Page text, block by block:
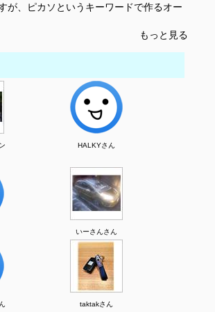
が、ピカソというキーワードで作るオー
もっと見る
HALKYさん
いーさんさん
taktakさん